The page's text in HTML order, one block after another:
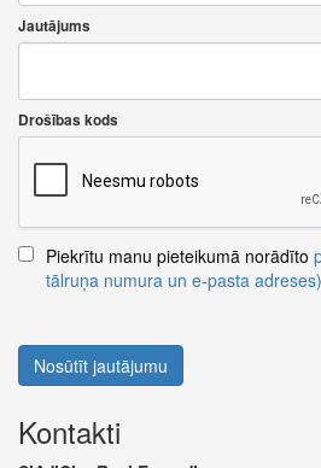
Jautājums
Drošības kods
Piekrītu manu pieteikumā norādīto
tālruņa numura un e-pasta
Nosūtīt jautājumu
Kontakti